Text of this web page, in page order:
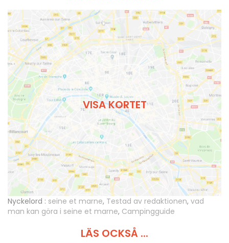
VISA KORTET
Nyckelord : seine et marne, Testad av redaktionen, vad
man kan göra i seine et marne, Campingguide
LÄS OCKSÅ ...